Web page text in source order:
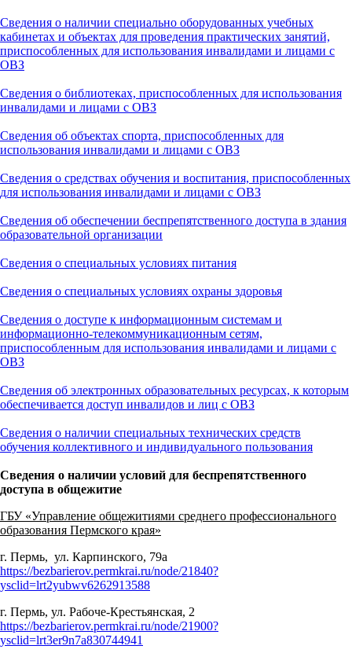
Сведения о наличии специально оборудованных учебных
кабинетах и объектах для проведения практических занятий,
приспособленных для использования инвалидами и лицами с
ОВЗ
Сведения о библиотеках, приспособленных для использования
инвалидами и лицами с ОВЗ
Сведения об объектах спорта, приспособленных для
использования инвалидами и лицами с ОВЗ
Сведения о средствах обучения и воспитания, приспособленных
для использования инвалидами и лицами с ОВЗ
Сведения об обеспечении беспрепятственного доступа в здания
образовательной организации
Сведения о специальных условиях питания
Сведения о специальных условиях охраны здоровья
Сведения о доступе к информационным системам и
информационно-телекоммуникационным сетям,
приспособленным для использования инвалидами и лицами с
ОВЗ
Сведения об электронных образовательных ресурсах, к которым
обеспечивается доступ инвалидов и лиц с ОВЗ
Сведения о наличии специальных технических средств
обучения коллективного и индивидуального пользования
Сведения о наличии условий для беспрепятственного
доступа в общежитие
ГБУ «Управление общежитиями среднего профессионального
образования Пермского края»
г. Пермь, ул. Карпинского, 79а
https://bezbarierov.permkrai.ru/node/21840?
ysclid=lrt2yubwv6262913588
г. Пермь, ул. Рабоче-Крестьянская, 2
https://bezbarierov.permkrai.ru/node/21900?
ysclid=lrt3er9n7a830744941